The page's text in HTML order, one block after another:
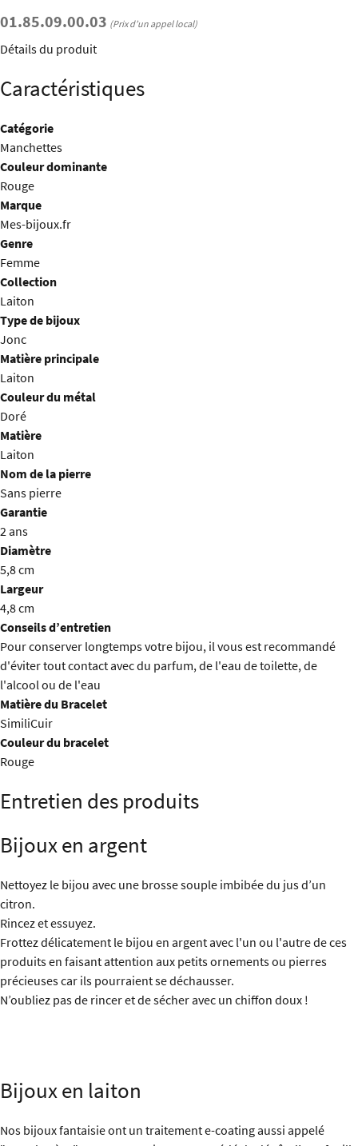
01.85.09.00.03 (Prix d’un appel local)
Détails du produit
Caractéristiques
Catégorie
Manchettes
Couleur dominante
Rouge
Marque
Mes-bijoux.fr
Genre
Femme
Collection
Laiton
Type de bijoux
Jonc
Matière principale
Laiton
Couleur du métal
Doré
Matière
Laiton
Nom de la pierre
Sans pierre
Garantie
2 ans
Diamètre
5,8 cm
Largeur
4,8 cm
Conseils d’entretien
Pour conserver longtemps votre bijou, il vous est recommandé
d'éviter tout contact avec du parfum, de l'eau de toilette, de
l'alcool ou de l'eau
Matière du Bracelet
SimiliCuir
Couleur du bracelet
Rouge
Entretien des produits
Bijoux en argent
Nettoyez le bijou avec une brosse souple imbibée du jus d’un
citron.
Rincez et essuyez.
Frottez délicatement le bijou en argent avec l'un ou l'autre de ces
produits en faisant attention aux petits ornements ou pierres
précieuses car ils pourraient se déchausser.
N’oubliez pas de rincer et de sécher avec un chiffon doux !
Bijoux en laiton
Nos bijoux fantaisie ont un traitement e-coating aussi appelé